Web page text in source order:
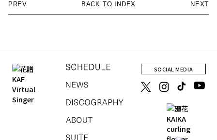
PREV BACK TO INDEX NEXT
SOCIAL MEDIA